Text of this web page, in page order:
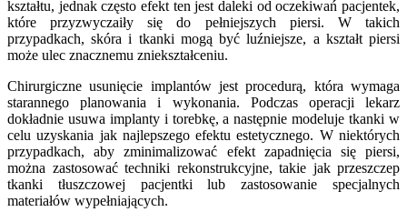
kształtu, jednak często efekt ten jest daleki od oczekiwań pacjentek,
które przyzwyczaiły się do pełniejszych piersi. W takich
przypadkach, skóra i tkanki mogą być luźniejsze, a kształt piersi
może ulec znacznemu zniekształceniu.
Chirurgiczne usunięcie implantów jest procedurą, która wymaga
starannego planowania i wykonania. Podczas operacji lekarz
dokładnie usuwa implanty i torebkę, a następnie modeluje tkanki w
celu uzyskania jak najlepszego efektu estetycznego. W niektórych
przypadkach, aby zminimalizować efekt zapadnięcia się piersi,
można zastosować techniki rekonstrukcyjne, takie jak przeszczep
tkanki tłuszczowej pacjentki lub zastosowanie specjalnych
materiałów wypełniających.